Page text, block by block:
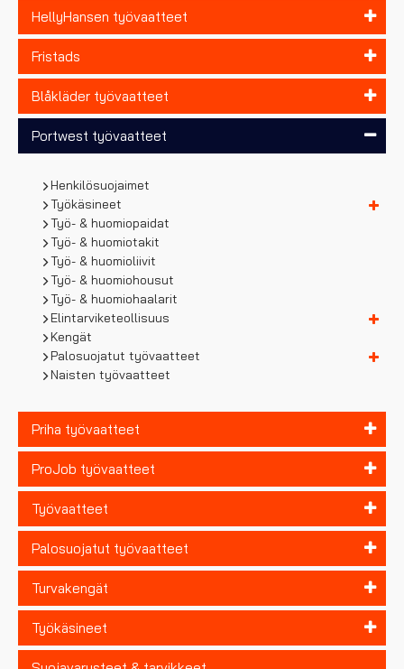
HellyHansen työvaatteet
Fristads
Blåkläder työvaatteet
Portwest työvaatteet
Henkilösuojaimet
Työkäsineet
Työ- & huomiopaidat
Työ- & huomiotakit
Työ- & huomioliivit
Työ- & huomiohousut
Työ- & huomiohaalarit
Elintarviketeollisuus
Kengät
Palosuojatut työvaatteet
Naisten työvaatteet
Priha työvaatteet
ProJob työvaatteet
Työvaatteet
Palosuojatut työvaatteet
Turvakengät
Työkäsineet